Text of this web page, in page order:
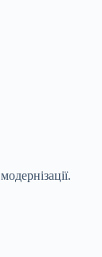
модернізації.